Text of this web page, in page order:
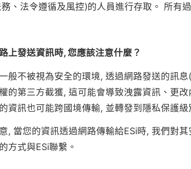
、法令遵循及風控)的人員進行存取。 所有
上發送資訊時, 您應該注意什麼？
般不被視為安全的環境, 透過網路發送的訊
的第三方截獲, 這可能會導致洩露資訊、更
資訊也可能跨國境傳輸, 並轉發到隱私保護級
, 當您的資訊透過網路傳輸給ESi時, 我們對
方式與ESi聯繫。